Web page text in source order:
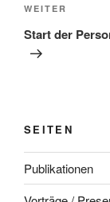
Nächster
Beitrag
WEITER
Start der
SEITEN
Publikationen